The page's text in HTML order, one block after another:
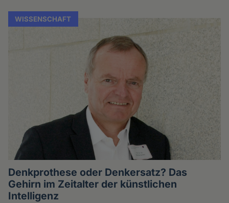
WISSENSCHAFT
Denkprothese oder Denkersatz? Das
Gehirn im Zeitalter der künstlichen
Intelligenz